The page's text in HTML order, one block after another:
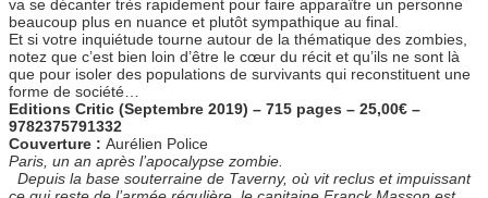
va se décanter très rapidement pour faire apparaître un personne
beaucoup plus en nuance et plutôt sympathique au final.
Et si votre inquiétude tourne autour de la thématique des zombies,
notez que c’est bien loin d’être le cœur du récit et qu’ils ne sont là
que pour isoler des populations de survivants qui reconstituent une
forme de société…
Editions Critic (Septembre 2019) – 715 pages – 25,00€ –
9782375791332
Couverture : Aurélien Police
Paris, un an après l’apocalypse zombie.
Depuis la base souterraine de Taverny, où vit reclus et impuissant